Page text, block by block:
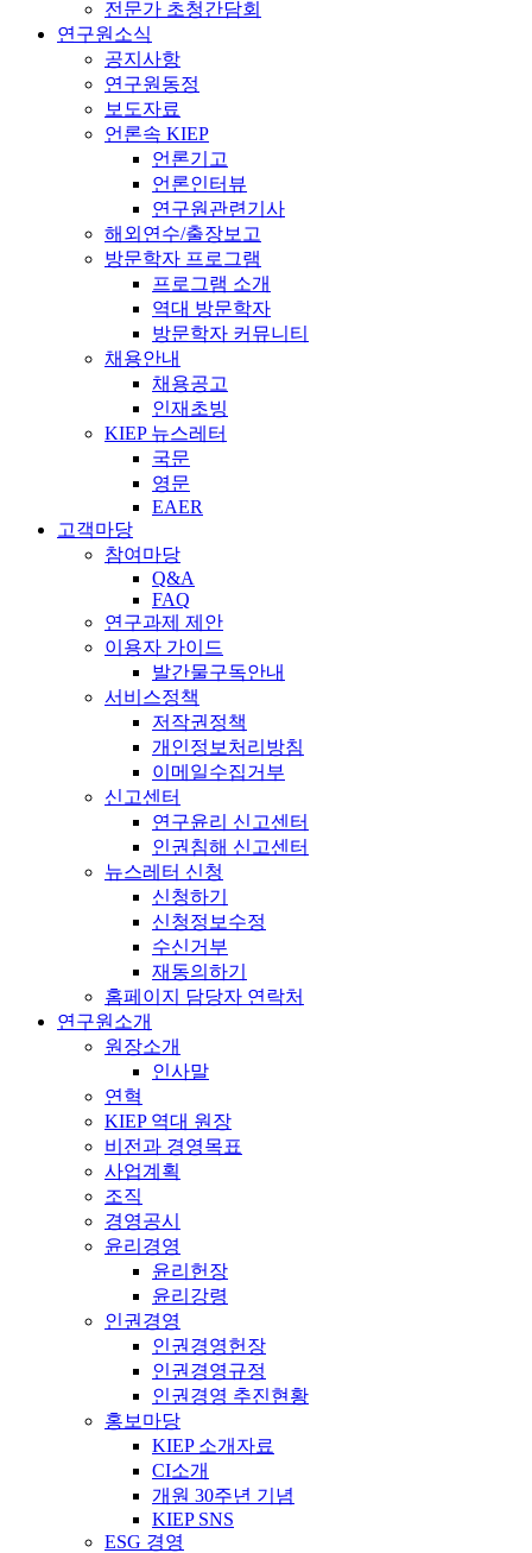
전문가 초청간담회
연구원소식
공지사항
연구원동정
보도자료
언론속 KIEP
언론기고
언론인터뷰
연구원관련기사
해외연수/출장보고
방문학자 프로그램
프로그램 소개
역대 방문학자
방문학자 커뮤니티
채용안내
채용공고
인재초빙
KIEP 뉴스레터
국문
영문
EAER
고객마당
참여마당
Q&A
FAQ
연구과제 제안
이용자 가이드
발간물구독안내
서비스정책
저작권정책
개인정보처리방침
이메일수집거부
신고센터
연구윤리 신고센터
인권침해 신고센터
뉴스레터 신청
신청하기
신청정보수정
수신거부
재동의하기
홈페이지 담당자 연락처
연구원소개
원장소개
인사말
연혁
KIEP 역대 원장
비전과 경영목표
사업계획
조직
경영공시
윤리경영
윤리헌장
윤리강령
인권경영
인권경영헌장
인권경영규정
인권경영 추진현황
홍보마당
KIEP 소개자료
CI소개
개원 30주년 기념
KIEP SNS
ESG 경영